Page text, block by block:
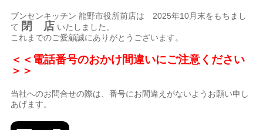
ブンセンキッチン 龍野市役所前店は 2025年10月末をもちまし
て 閉 店 いたしました。
これまでのご愛顧誠にありがとうございます。
＜＜電話番号のおかけ間違いにご注意ください
＞＞
当社へのお問合せの際は、番号にお間違えがないようお願い申し
あげます。